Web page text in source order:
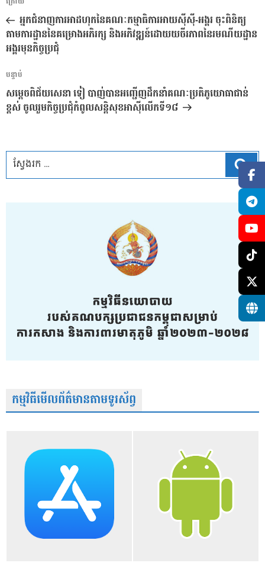
នាំទិស​
ប្រកាស
មុន អ្នកជំនាញការអាដហុកនៃគណៈកម្មាធិការអាយស៊ីស៊ី-អង្គរ ចុះពិនិត្យ
តាមការដ្ឋាននៃគម្រោងអភិរក្ស និងអភិវឌ្ឍន៍ដោយយចីរភាពនៃរមណីយដ្ឋាន
អង្គរមុនកិច្ចប្រជុំ
អត្ថបទ
បន្ទាប់
បន្ទាប់
សម្ដេចពិជ័យសេនា ទៀ បាញ់បានអញ្ជើញដឹកនាំគណៈប្រតិភូយោធាជាន់
ខ្ពស់ ចូលរួមកិច្ចប្រជុំកំពូលសន្តិសុខអាស៊ីលើកទី១៨
ស្វែ
កម្មវិធីមើលព័ត៌មានតាមទូរស័ព្វ